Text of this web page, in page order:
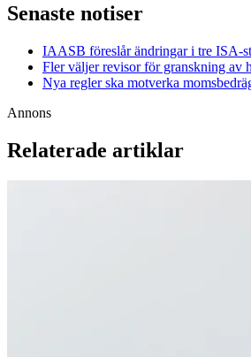
Senaste notiser
IAASB föreslår ändringar i tre ISA-
Fler väljer revisor för granskning av
Nya regler ska motverka
Annons
Relaterade artiklar